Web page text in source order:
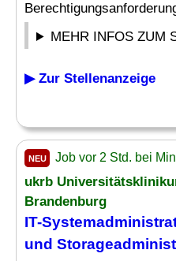
MEHR INFOS ZUM
▶ Zur Stellenanzeige
NEU Job vor 2 Std. bei
ukrb
Brandenburg
IT-
und